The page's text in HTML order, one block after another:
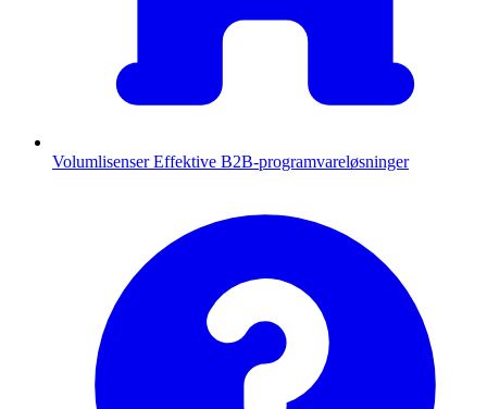
Volumlisenser Effektive B2B-programvareløsninger